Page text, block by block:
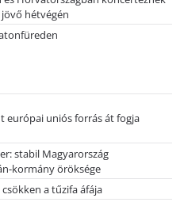
jövő hétvégén
európai uniós forrás át fogja
stabil Magyarország
kormány öröksége
a tűzifa áfája